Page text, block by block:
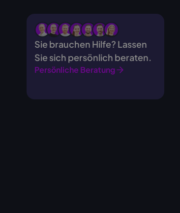
Sie brauchen Hilfe? Lassen
Sie sich persönlich beraten.
Persönliche Beratung